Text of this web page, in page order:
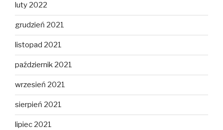
luty 2022
grudzień 2021
listopad 2021
październik 2021
wrzesień 2021
sierpień 2021
lipiec 2021